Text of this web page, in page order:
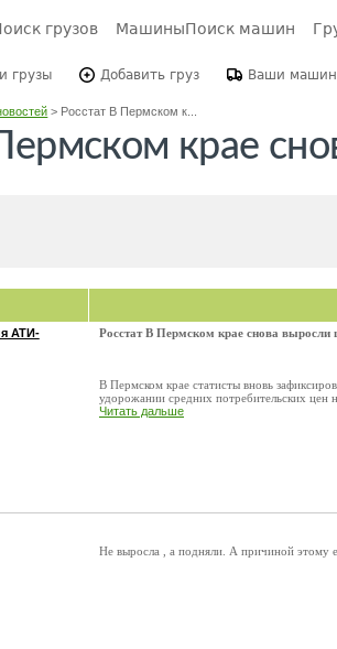
грузов МашиныПоиск машин
грузы Добавить груз Ваши
> Росстат В Пермском к...
крае
АТИ-
Росстат В Пермском крае снова выросли
В Пермском крае статисты вновь
удорожании средних потребительских цен
Читать дальше
Не выросла , а подняли. А причиной этому